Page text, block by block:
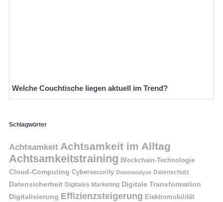
Welche Couchtische liegen aktuell im Trend?
Schlagwörter
Achtsamkeit Achtsamkeit im Alltag
Achtsamkeitstraining Blockchain-Technologie
Cloud-Computing Cybersecurity Datenanalyse Datenschutz
Datensicherheit Digitales Marketing Digitale Transformation
Digitalisierung Effizienzsteigerung Elektromobilität